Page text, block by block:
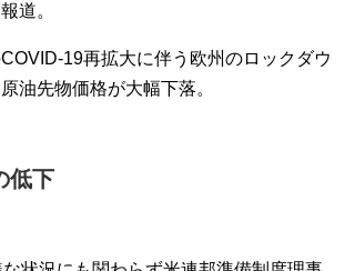
道。
19再拡大に伴う欧州のロックダウ
油先物価格が大幅下落。
低下